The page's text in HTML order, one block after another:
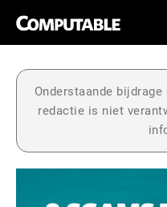
Onderstaande
redactie is niet